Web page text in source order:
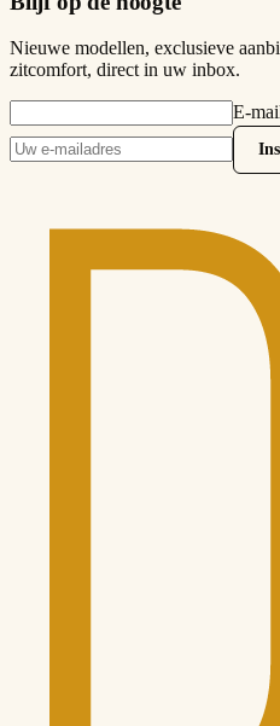
Nieuwe modellen, exclusieve
zitcomfort, direct in uw inbox.
E-